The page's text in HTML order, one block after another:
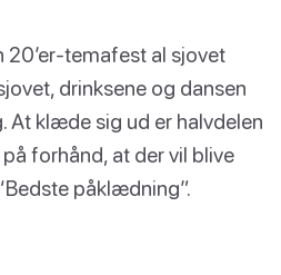
20’er-temafest al sjovet
drinksene og dansen
At klæde sig ud er halvdelen
forhånd, at der vil blive
påklædning”.